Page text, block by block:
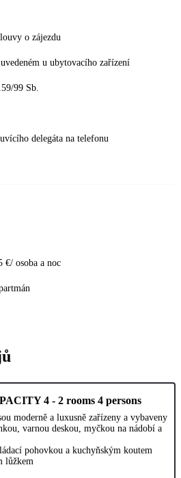
o zájezdu
u ubytovacího zařízení
99 Sb.
delegáta na telefonu
€/ osoba a noc
4 - 2 rooms 4 persons
moderně a luxusně zařízeny a vybaveny
varnou deskou, myčkou na nádobí a
pohovkou a kuchyňským koutem
lůžkem